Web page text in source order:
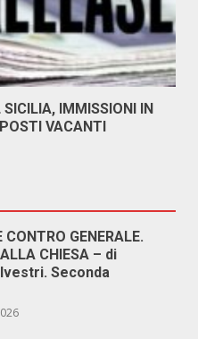
SICILIA, IMMISSIONI IN
VACANTI
CONTRO GENERALE.
CHIESA – di
Seconda